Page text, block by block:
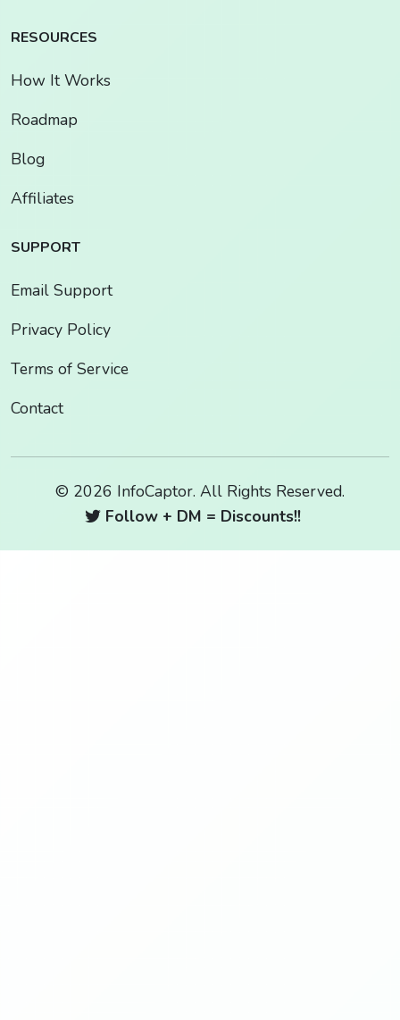
RESOURCES
How It Works
Roadmap
Blog
Affiliates
SUPPORT
Email Support
Privacy Policy
Terms of Service
Contact
© 2026 InfoCaptor. All Rights Reserved.
Follow + DM = Discounts!!